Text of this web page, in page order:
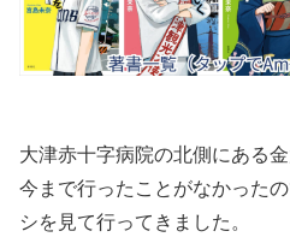
大津赤十字病院の北側にある
今まで行ったことがなかった
シを見て行ってきました。